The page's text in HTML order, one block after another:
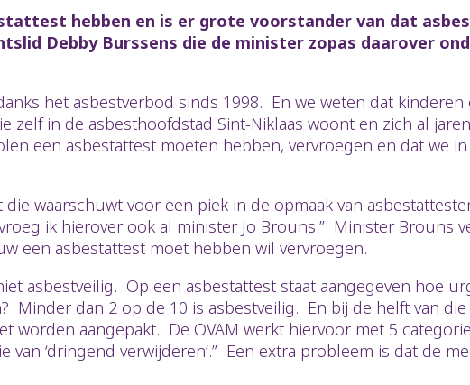
hebben en is er grote voorstander van dat
Debby Burssens die de minister zopas daarover
het asbestverbod sinds 1998. En we weten dat
zelf in de asbesthoofdstad Sint-Niklaas woont en zich al
een asbestattest moeten hebben, vervroegen en dat we
waarschuwt voor een piek in de opmaak van
ik hierover ook al minister Jo Brouns.” Minister Brouns
een asbestattest moet hebben wil vervroegen.
asbestveilig. Op een asbestattest staat aangegeven hoe
Minder dan 2 op de 10 is asbestveilig. En bij de helft van
worden aangepakt. De OVAM werkt hiervoor met 5
‘dringend verwijderen’.” Een extra probleem is dat de